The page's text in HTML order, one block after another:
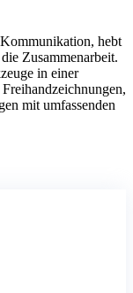
hebt
Zusammenarbeit.
in einer
mit umfassenden